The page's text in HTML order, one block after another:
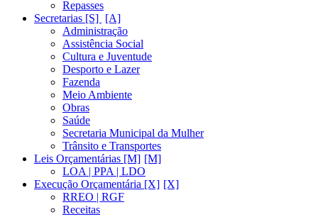
Repasses
Secretarias [S]
Administração
Assistência Social
Cultura e Juventude
Desporto e Lazer
Fazenda
Meio Ambiente
Obras
Saúde
Secretaria Municipal da Mulher
Trânsito e Transportes
Leis Orçamentárias [M]
LOA | PPA | LDO
Execução Orçamentária [X]
RREO | RGF
Receitas